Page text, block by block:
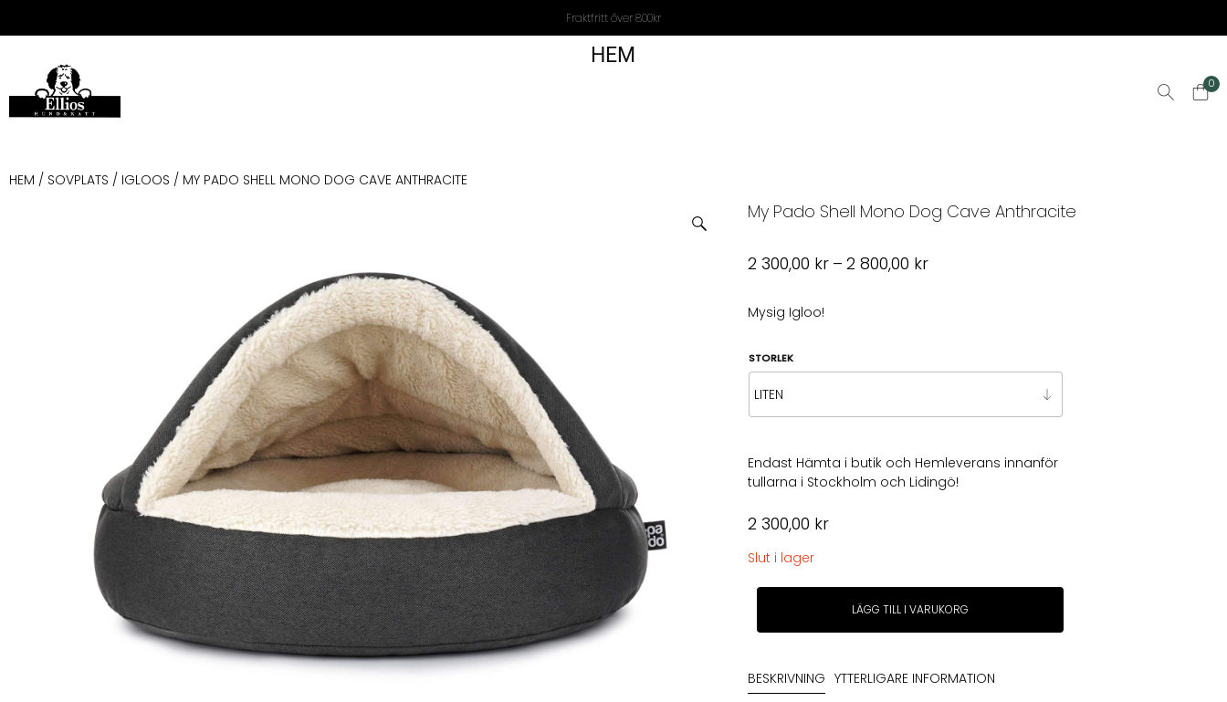
Fraktfritt över 800kr
HEM
SHOP
0
HEM / SOVPLATS / IGLOOS / MY PADO SHELL MONO DOG CAVE ANTHRACITE
My Pado Shell Mono Dog Cave Anthracite
2 300,00 kr – 2 800,00 krPrisintervall:
Mysig Igloo!
STORLEK
Endast Hämta i butik och Hemleverans innanför
tullarna i Stockholm och Lidingö!
2 300,00 kr
Slut i lager
My
Shell
Dog
Cave
LÄGG TILL I VARUKORG
BESKRIVNING YTTERLIGARE INFORMATION